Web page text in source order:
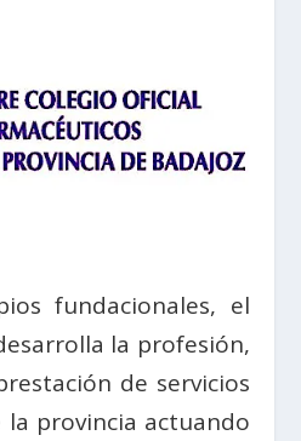
fundacionales, el
la profesión,
de servicios
provincia actuando